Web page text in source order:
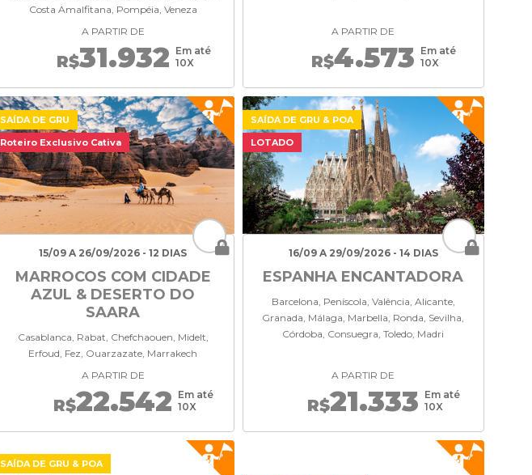
Costa Amalfitana, Pompéia, Veneza
A PARTIR DE
R$31.932 Em até
10X
A PARTIR DE
R$4.573 Em até
10X
SAÍDA DE GRU
Roteiro Exclusivo Cativa
15/09 A 26/09/2026 - 12 DIAS
MARROCOS COM CIDADE
AZUL & DESERTO DO
SAARA
Casablanca, Rabat, Chefchaouen, Midelt,
Erfoud, Fez, Ouarzazate, Marrakech
A PARTIR DE
R$22.542 Em até
10X
SAÍDA DE GRU & POA
LOTADO
16/09 A 29/09/2026 - 14 DIAS
ESPANHA ENCANTADORA
Barcelona, Peníscola, Valência, Alicante,
Granada, Málaga, Marbella, Ronda, Sevilha,
Córdoba, Consuegra, Toledo, Madri
A PARTIR DE
R$21.333 Em até
10X
SAÍDA DE GRU & POA